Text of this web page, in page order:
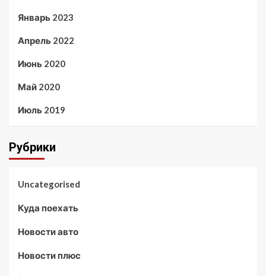
Январь 2023
Апрель 2022
Июнь 2020
Май 2020
Июль 2019
Рубрики
Uncategorised
Куда поехать
Новости авто
Новости плюс